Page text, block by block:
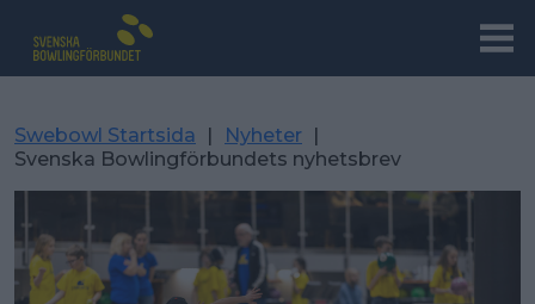
Swebowl Startsida | Nyheter |
Svenska Bowlingförbundets nyhetsbrev